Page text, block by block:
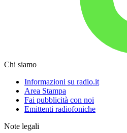
Chi siamo
Informazioni su radio.it
Area Stampa
Fai pubblicità con noi
Emittenti radiofoniche
Note legali